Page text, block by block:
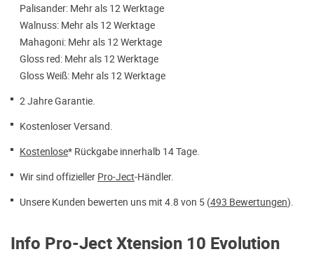
Palisander: Mehr als 12 Werktage
Walnuss: Mehr als 12 Werktage
Mahagoni: Mehr als 12 Werktage
Gloss red: Mehr als 12 Werktage
Gloss Weiß: Mehr als 12 Werktage
2 Jahre Garantie.
Kostenloser Versand.
Kostenlose* Rückgabe innerhalb 14 Tage.
Wir sind offizieller Pro-Ject-Händler.
Unsere Kunden bewerten uns mit 4.8 von 5 (493 Bewertungen).
Info Pro-Ject Xtension 10 Evolution